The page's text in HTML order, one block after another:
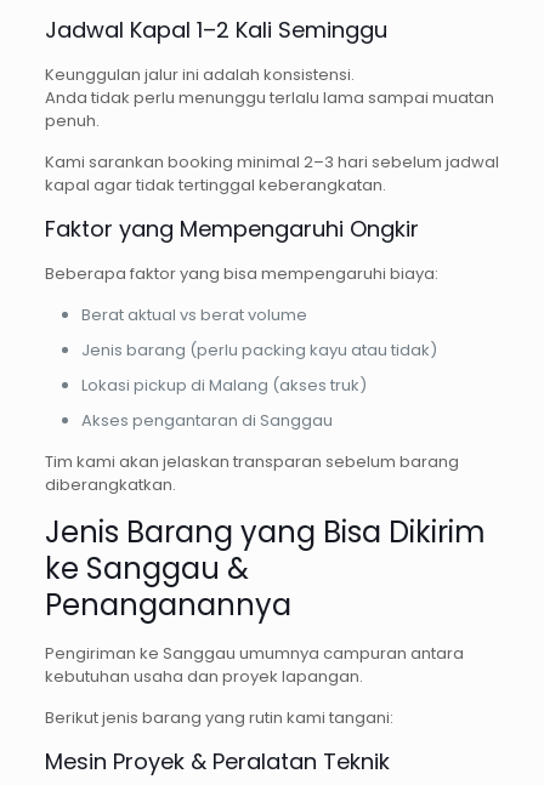
Jadwal Kapal 1–2 Kali Seminggu
Keunggulan jalur ini adalah konsistensi.
Anda tidak perlu menunggu terlalu lama sampai muatan
penuh.
Kami sarankan booking minimal 2–3 hari sebelum jadwal
kapal agar tidak tertinggal keberangkatan.
Faktor yang Mempengaruhi Ongkir
Beberapa faktor yang bisa mempengaruhi biaya:
Berat aktual vs berat volume
Jenis barang (perlu packing kayu atau tidak)
Lokasi pickup di Malang (akses truk)
Akses pengantaran di Sanggau
Tim kami akan jelaskan transparan sebelum barang
diberangkatkan.
Jenis Barang yang Bisa Dikirim
ke Sanggau &
Penanganannya
Pengiriman ke Sanggau umumnya campuran antara
kebutuhan usaha dan proyek lapangan.
Berikut jenis barang yang rutin kami tangani:
Mesin Proyek & Peralatan Teknik